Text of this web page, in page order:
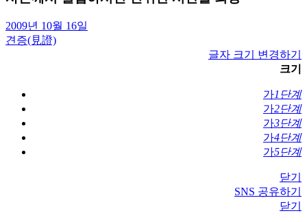
2009년 10월 16일
견증(見證)
글자 크기 변경하기
크기
가1단계
가2단계
가3단계
가4단계
가5단계
닫기
SNS 공유하기
닫기